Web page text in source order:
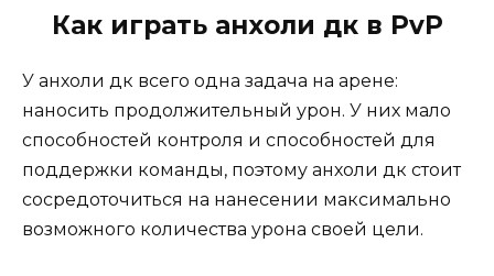
Как играть анхоли дк в PvP
У анхоли дк всего одна задача на арене:
наносить продолжительный урон. У них мало
способностей контроля и способностей для
поддержки команды, поэтому анхоли дк стоит
сосредоточиться на нанесении максимально
возможного количества урона своей цели.